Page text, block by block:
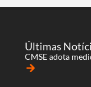
Últimas
CMSE adota
arrow_forward